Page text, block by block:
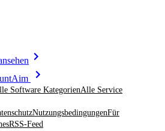
Software KategorienAlle Service
NutzungsbedingungenFür
RSS-Feed